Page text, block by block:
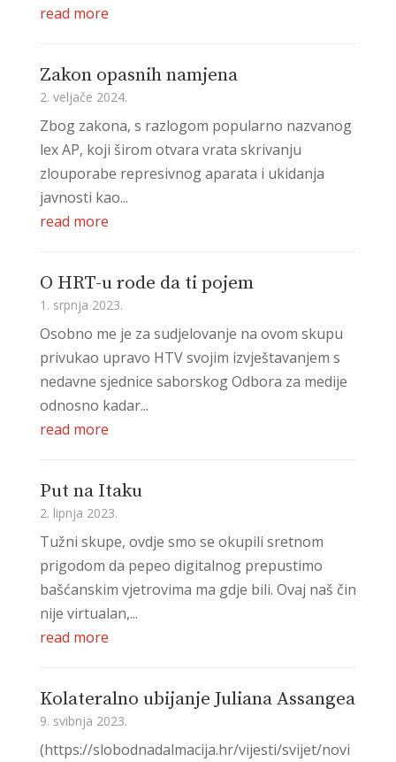
read more
Zakon opasnih namjena
2. veljače 2024.
Zbog zakona, s razlogom popularno nazvanog
lex AP, koji širom otvara vrata skrivanju
zlouporabe represivnog aparata i ukidanja
javnosti kao...
read more
O HRT-u rode da ti pojem
1. srpnja 2023.
Osobno me je za sudjelovanje na ovom skupu
privukao upravo HTV svojim izvještavanjem s
nedavne sjednice saborskog Odbora za medije
odnosno kadar...
read more
Put na Itaku
2. lipnja 2023.
Tužni skupe, ovdje smo se okupili sretnom
prigodom da pepeo digitalnog prepustimo
bašćanskim vjetrovima ma gdje bili. Ovaj naš čin
nije virtualan,...
read more
Kolateralno ubijanje Juliana Assangea
9. svibnja 2023.
(https://slobodnadalmacija.hr/vijesti/svijet/novi